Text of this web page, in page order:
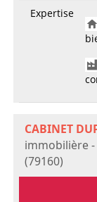
Expertise
CABINET
immobilière -
(79160)